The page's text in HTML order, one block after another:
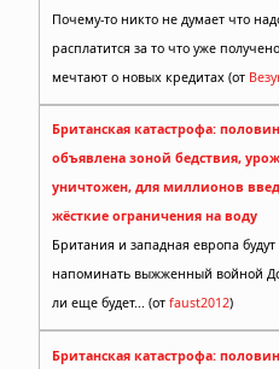
Почему-то никто не думает что
расплатится за то что уже
мечтают о новых кредитах (от
Британская катастрофа:
объявлена зоной бедствия,
уничтожен, для миллионов
жёсткие ограничения на воду
Британия и западная европа
напоминать выжженный войной
ли еще будет... (от faust2012)
Британская катастрофа: